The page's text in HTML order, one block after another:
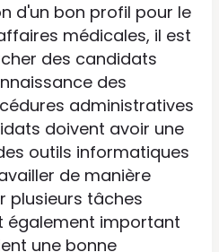
d'un bon profil pour le
médicales, il est
des candidats
des
administratives
doivent avoir une
outils informatiques
de manière
plusieurs tâches
également important
une bonne